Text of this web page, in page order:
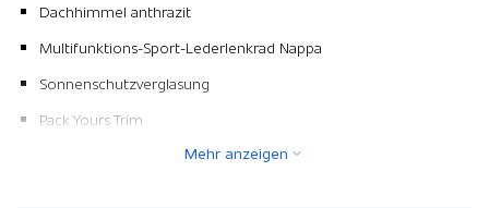
Dachhimmel anthrazit
Multifunktions-Sport-Lederlenkrad Nappa
Sonnenschutzverglasung
Pack Yours Trim
Mehr anzeigen